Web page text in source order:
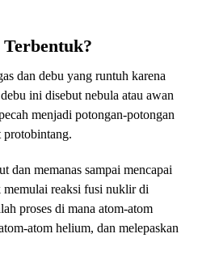
dan debu yang runtuh karena
ini disebut nebula atau awan
menjadi potongan-potongan
dan memanas sampai mencapai
reaksi fusi nuklir di
proses di mana atom-atom
atom helium, dan melepaskan